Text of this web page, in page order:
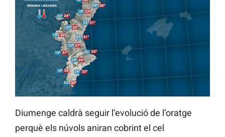
Diumenge caldrà seguir l’evolució de l’oratge
perquè els núvols aniran cobrint el cel